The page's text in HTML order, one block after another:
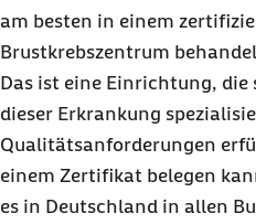
am besten in einem
Brustkrebszentrum
Das ist eine Einrichtung, die
dieser Erkrankung
Qualitätsanforderungen
einem Zertifikat belegen
es in Deutschland in allen